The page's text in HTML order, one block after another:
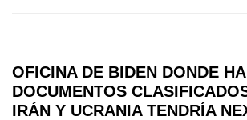
OFICINA DE BIDEN DONDE
DOCUMENTOS
IRÁN Y UCRANIA TENDRÍA